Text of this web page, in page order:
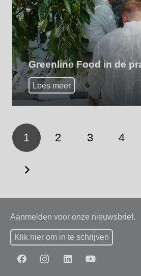
Greenline Food in de
Lees meer
1 2 3 4
Aanmelden voor onze nieuwsbrief.
Klik hier om in te schrijven